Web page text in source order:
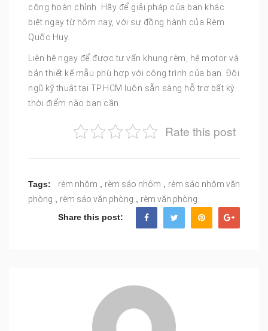
công hoàn chỉnh. Hãy để giải pháp của bạn khác
biệt ngay từ hôm nay, với sự đồng hành của Rèm
Quốc Huy.
Liên hệ ngay để được tư vấn khung rèm, hệ motor và
bản thiết kế mẫu phù hợp với công trình của bạn. Đội
ngũ kỹ thuật tại TP.HCM luôn sẵn sàng hỗ trợ bất kỳ
thời điểm nào bạn cần.
Rate this post
Tags: rèm nhôm , rèm sáo nhôm , rèm sáo nhôm văn
phòng , rèm sáo văn phòng , rèm văn phòng
Share this post: